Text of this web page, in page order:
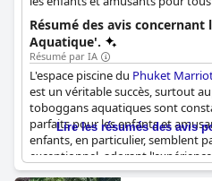
surtout auprès des familles à la
expérience de piscine.
Résumé des avis
Aquatique'.
Résumé par IA
L'espace piscine du Phuket
est un véritable succès, surtout
toboggans aquatiques sont
parfaits pour les enfants et
enfants, en particulier, semblent
exceptionnel, adorant
plusieurs reprises. Le toboggan
Lire les résumés des avis